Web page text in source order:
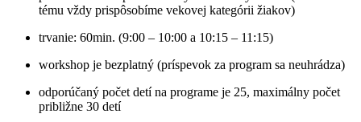
tému vždy prispôsobíme vekovej kategórii žiakov)
trvanie: 60min. (9:00 – 10:00 a 10:15 – 11:15)
workshop je bezplatný (príspevok za program sa neuhrádza)
odporúčaný počet detí na programe je 25, maximálny počet
približne 30 detí